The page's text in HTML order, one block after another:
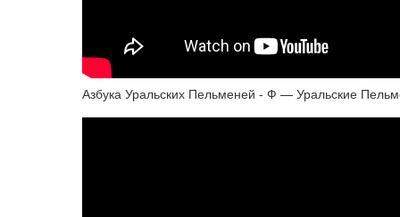
Азбука Уральских Пельменей - Ф — Уральские